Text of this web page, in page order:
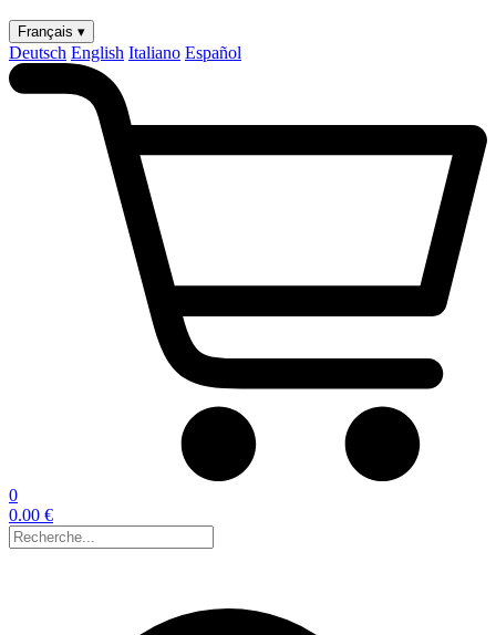
Français ▾
Deutsch English Italiano Español
0
0.00 €